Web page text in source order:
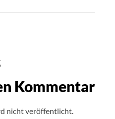
Kommentar
nicht veröffentlicht.